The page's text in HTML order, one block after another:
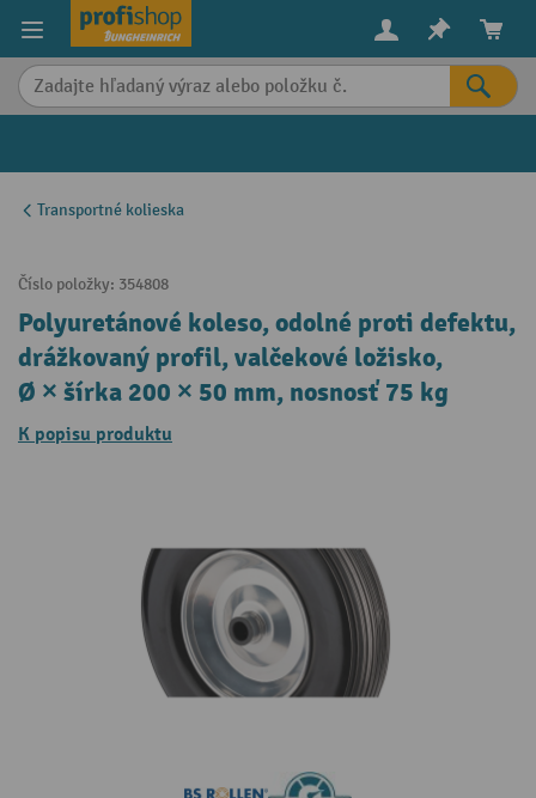
content
Transportné kolieska
Číslo položky: 354808
Polyuretánové koleso, odolné proti defektu,
drážkovaný profil, valčekové ložisko,
Ø × šírka 200 × 50 mm, nosnosť 75 kg
K popisu produktu